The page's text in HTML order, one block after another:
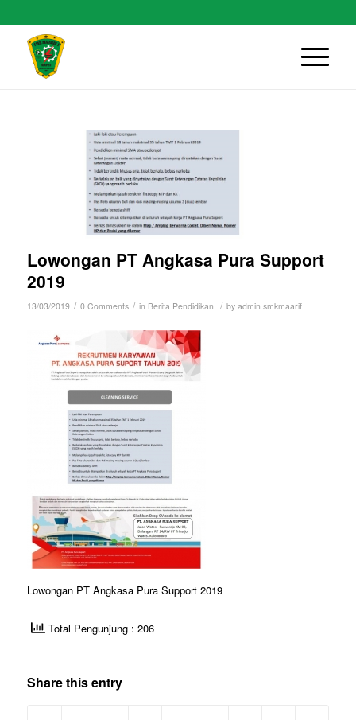
Lowongan PT Angkasa Pura Support
2019
13/03/2019 / 0 Comments / in Berita Pendidikan / by admin smkmaarif
Lowongan PT Angkasa Pura Support 2019
Total Pengunjung : 206
Share this entry